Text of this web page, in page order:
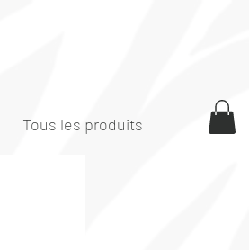
Tous les produits